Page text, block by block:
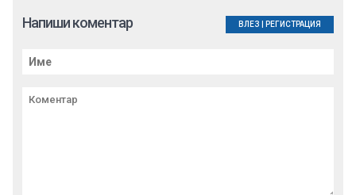
Напиши коментар ВЛЕЗ РЕГИСТРАЦИЯ